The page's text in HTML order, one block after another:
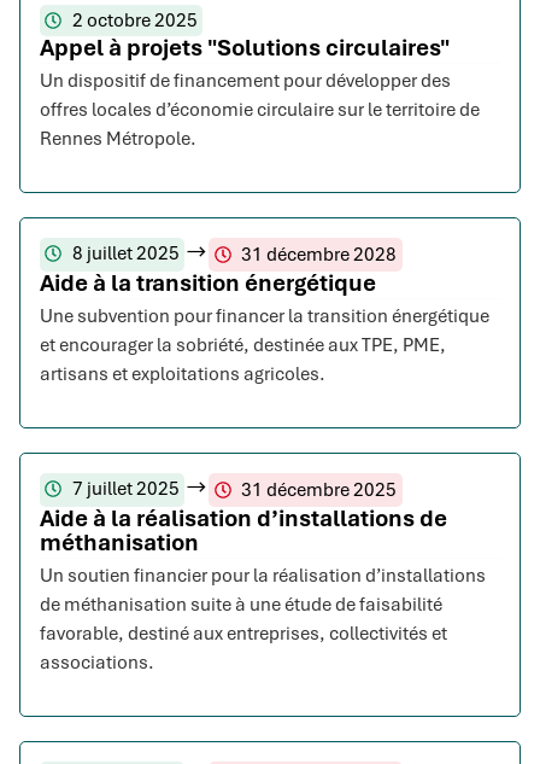
2 octobre 2025
Appel à projets "Solutions circulaires"
Un dispositif de financement pour développer des
offres locales d’économie circulaire sur le territoire de
Rennes Métropole.
8 juillet 2025 31 décembre 2028
Aide à la transition énergétique
Une subvention pour financer la transition énergétique
et encourager la sobriété, destinée aux TPE, PME,
artisans et exploitations agricoles.
7 juillet 2025 31 décembre 2025
Aide à la réalisation d’installations de
méthanisation
Un soutien financier pour la réalisation d’installations
de méthanisation suite à une étude de faisabilité
favorable, destiné aux entreprises, collectivités et
associations.